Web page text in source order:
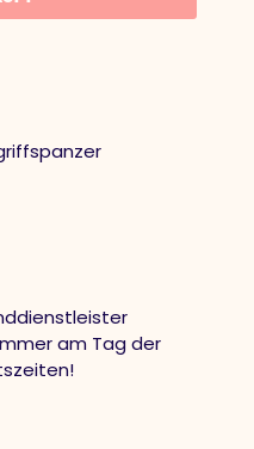
am Tag der